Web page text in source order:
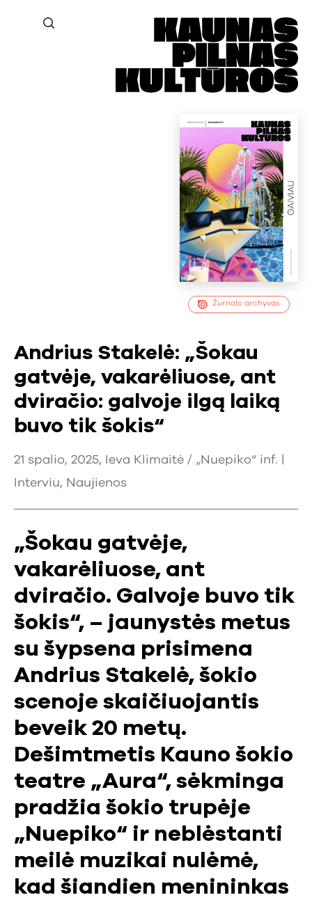
Žurnalo archyvas
Andrius Stakelė: „Šokau
gatvėje, vakarėliuose, ant
dviračio: galvoje ilgą laiką
buvo tik šokis“
21 spalio, 2025, Ieva Klimaitė / „Nuepiko“ inf. |
Interviu, Naujienos
„Šokau gatvėje,
vakarėliuose, ant
dviračio. Galvoje buvo tik
šokis“, – jaunystės metus
su šypsena prisimena
Andrius Stakelė, šokio
scenoje skaičiuojantis
beveik 20 metų.
Dešimtmetis Kauno šokio
teatre „Aura“, sėkminga
pradžia šokio trupėje
„Nuepiko“ ir neblėstanti
meilė muzikai nulėmė,
kad šiandien menininkas